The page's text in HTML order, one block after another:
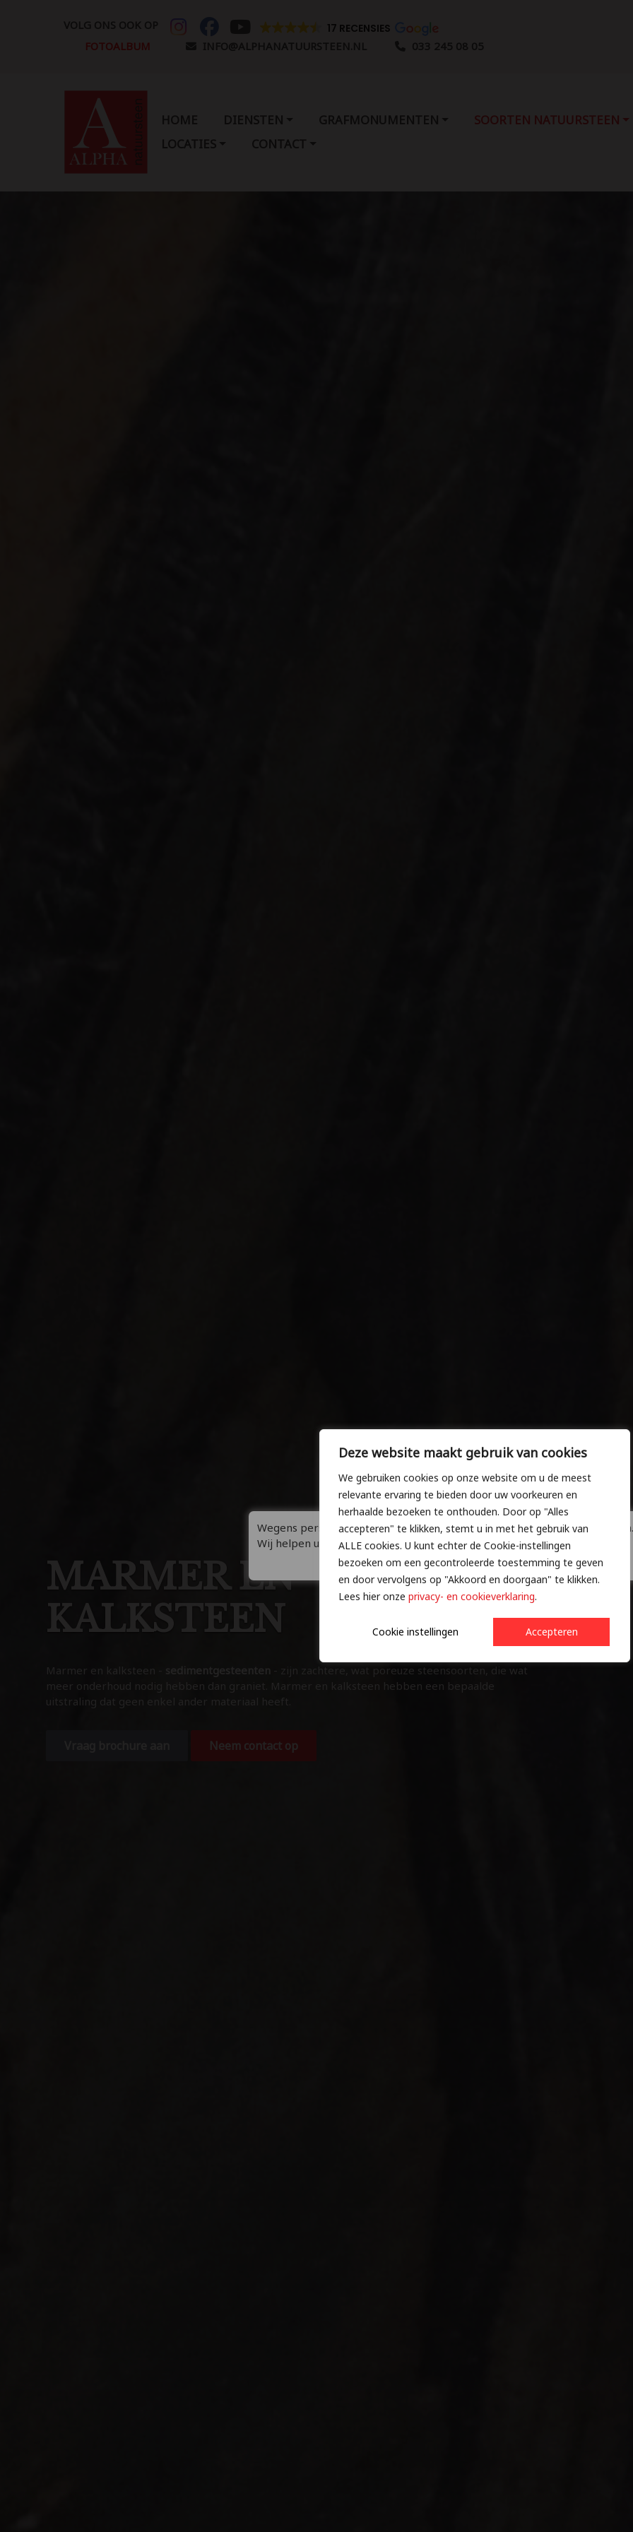
Deze website maakt gebruik van cookies
We gebruiken cookies op onze website om u de meest
relevante ervaring te bieden door uw voorkeuren en
herhaalde bezoeken te onthouden. Door op "Alles
accepteren" te klikken, stemt u in met het gebruik van
ALLE cookies. U kunt echter de Cookie-instellingen
bezoeken om een gecontroleerde toestemming te geven
en door vervolgens op "Akkoord en doorgaan" te klikken.
Lees hier onze privacy- en cookieverklaring.
Cookie instellingen Accepteren
17 RECENSIES
FOTOALBUM
HOME DIENSTEN GRAFMONUMENTEN
SOORTEN NATUURSTEEN
LOCATIES
CONTACT
MARMER EN
KALKSTEEN
Marmer en kalksteen - sedimentgesteenten
- zijn zachtere, wat poreuze steensoorten, die wat
meer onderhoud nodig hebben dan graniet. Marmer en kalksteen hebben een bepaalde
uitstraling dat geen enkel ander materiaal heeft.
Neem contact op
Wegens persoonlijke omstandigheden zijn wij op 4 en 5 augustus gesloten.
Wij helpen u graag weer op 6 augustus.